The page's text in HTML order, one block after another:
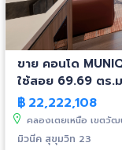
ขาย คอนโด
ใช้สอย 69.69 ตร.
฿ 22,222,108
คลองเตยเหนือ เขตวัฒ
มิวนีค สุขุมวิท 23